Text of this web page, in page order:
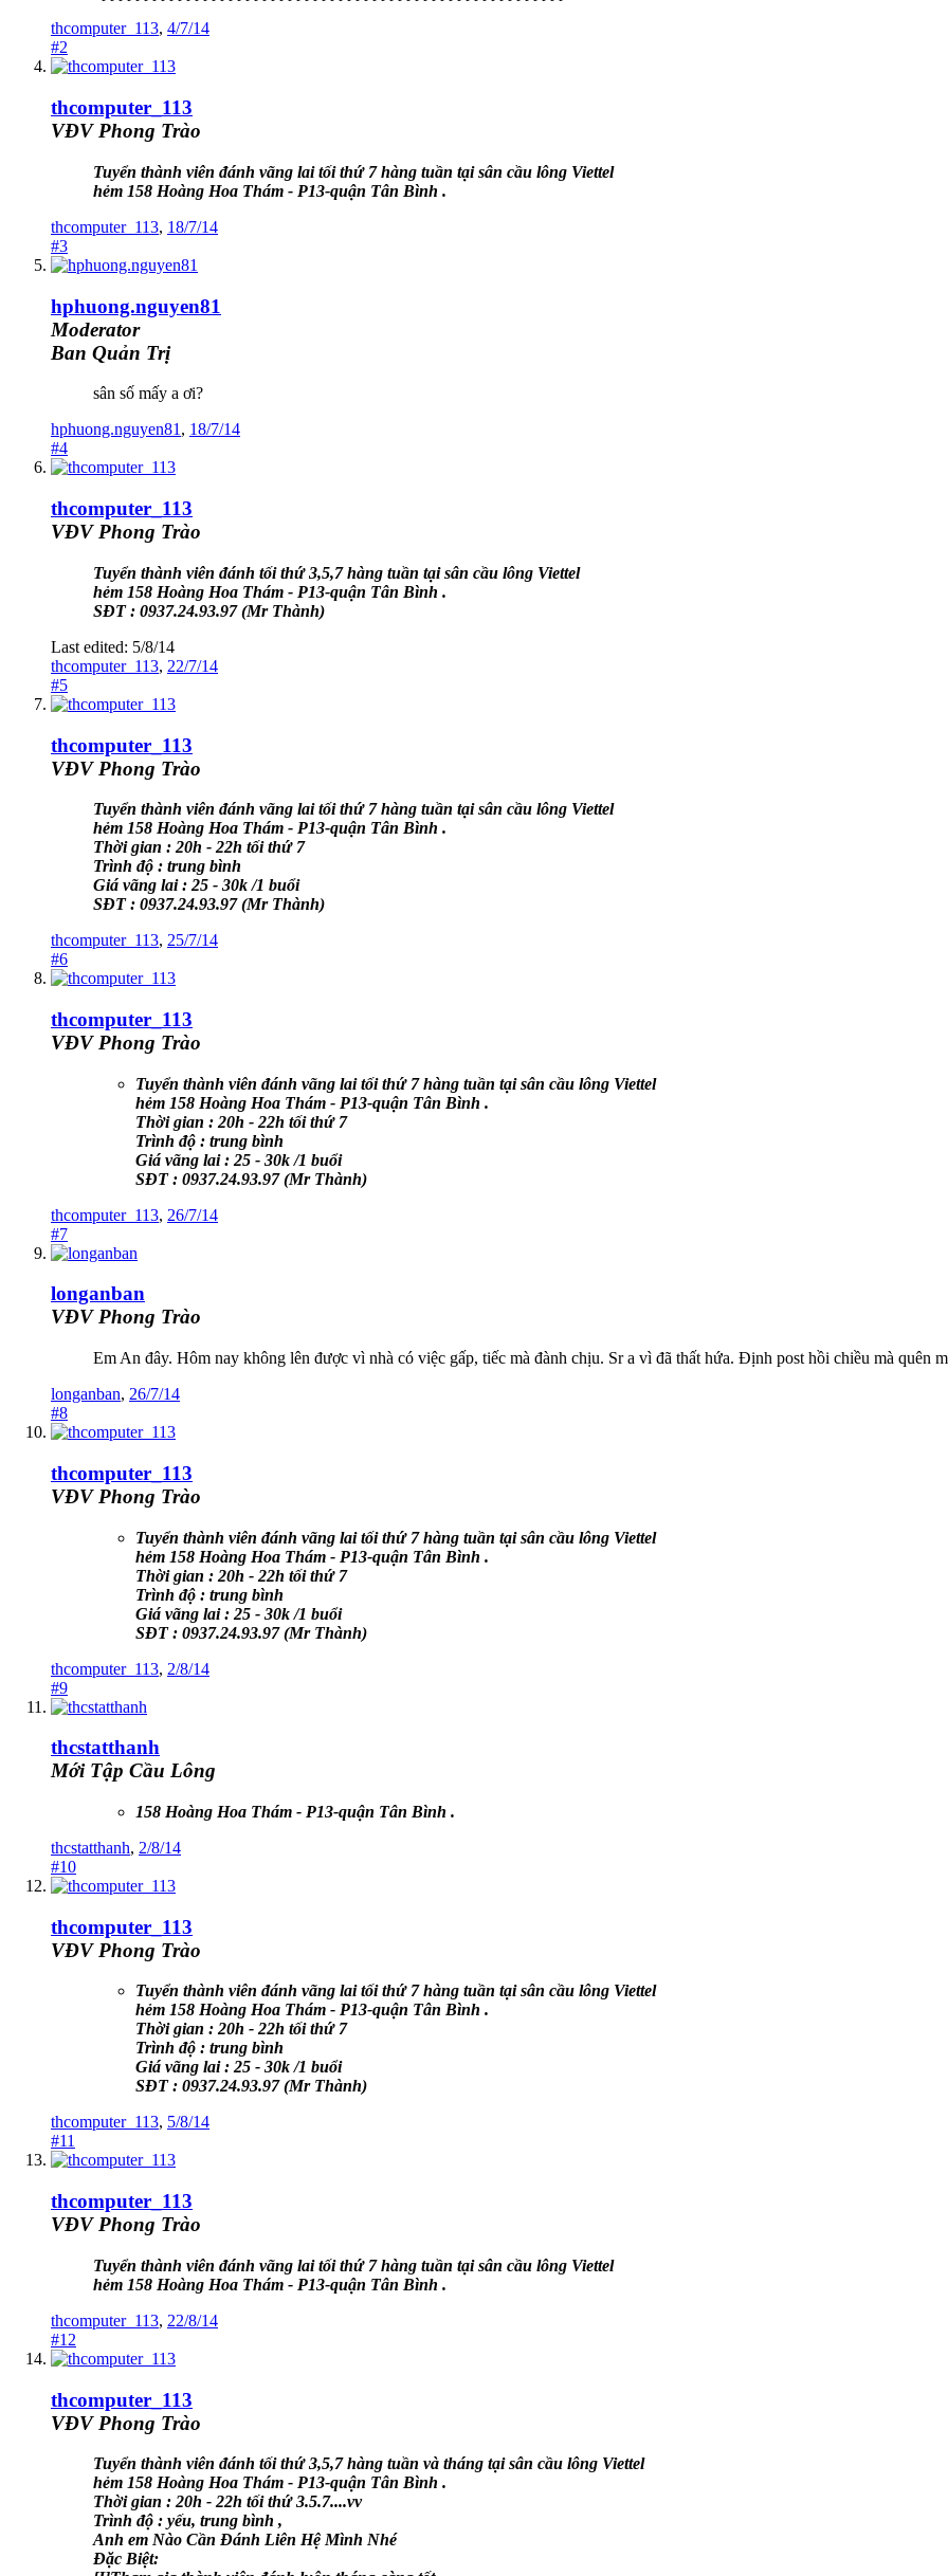
thcomputer_113, 4/7/14
#2
thcomputer_113
VĐV Phong Trào
Tuyển thành viên đánh vãng lai tối thứ 7 hàng tuần tại sân cầu lông Viettel
hẻm 158 Hoàng Hoa Thám - P13-quận Tân Bình .
thcomputer_113, 18/7/14
#3
hphuong.nguyen81
Moderator
Ban Quản Trị
sân số mấy a ơi?
hphuong.nguyen81 , 18/7/14
#4
thcomputer_113
VĐV Phong Trào
Tuyển thành viên đánh tối thứ 3,5,7 hàng tuần tại sân cầu lông Viettel
hẻm 158 Hoàng Hoa Thám - P13-quận Tân Bình .
SĐT : 0937.24.93.97 (Mr Thành)
Last edited: 5/8/14
thcomputer_113, 22/7/14
#5
thcomputer_113
VĐV Phong Trào
Tuyển thành viên đánh vãng lai tối thứ 7 hàng tuần tại sân cầu lông Viettel
hẻm 158 Hoàng Hoa Thám - P13-quận Tân Bình .
Thời gian : 20h - 22h tối thứ 7
Trình độ : trung bình
Giá vãng lai : 25 - 30k /1 buổi
SĐT : 0937.24.93.97 (Mr Thành)
thcomputer_113, 25/7/14
#6
thcomputer_113
VĐV Phong Trào
Tuyển thành viên đánh vãng lai tối thứ 7 hàng tuần tại sân cầu lông Viettel
hẻm 158 Hoàng Hoa Thám - P13-quận Tân Bình .
Thời gian : 20h - 22h tối thứ 7
Trình độ : trung bình
Giá vãng lai : 25 - 30k /1 buổi
SĐT : 0937.24.93.97 (Mr Thành)
thcomputer_113, 26/7/14
#7
longanban
VĐV Phong Trào
Em An đây. Hôm nay không lên được vì nhà có việc gấp, tiếc mà đành chịu. Sr a vì đã thất hứa. Định post hồi chiều mà quên
longanban, 26/7/14
#8
thcomputer_113
VĐV Phong Trào
Tuyển thành viên đánh vãng lai tối thứ 7 hàng tuần tại sân cầu lông Viettel
hẻm 158 Hoàng Hoa Thám - P13-quận Tân Bình .
Thời gian : 20h - 22h tối thứ 7
Trình độ : trung bình
Giá vãng lai : 25 - 30k /1 buổi
SĐT : 0937.24.93.97 (Mr Thành)
thcomputer_113, 2/8/14
#9
thcstatthanh
Mới Tập Cầu Lông
158 Hoàng Hoa Thám - P13-quận Tân Bình .
thcstatthanh, 2/8/14
#10
thcomputer_113
VĐV Phong Trào
Tuyển thành viên đánh vãng lai tối thứ 7 hàng tuần tại sân cầu lông Viettel
hẻm 158 Hoàng Hoa Thám - P13-quận Tân Bình .
Thời gian : 20h - 22h tối thứ 7
Trình độ : trung bình
Giá vãng lai : 25 - 30k /1 buổi
SĐT : 0937.24.93.97 (Mr Thành)
thcomputer_113, 5/8/14
#11
thcomputer_113
VĐV Phong Trào
Tuyển thành viên đánh vãng lai tối thứ 7 hàng tuần tại sân cầu lông Viettel
hẻm 158 Hoàng Hoa Thám - P13-quận Tân Bình .
thcomputer_113, 22/8/14
#12
thcomputer_113
VĐV Phong Trào
Tuyển thành viên đánh tối thứ 3,5,7 hàng tuần và tháng tại sân cầu lông Viettel
hẻm 158 Hoàng Hoa Thám - P13-quận Tân Bình .
Thời gian : 20h - 22h tối thứ3.5.7....vv
Trình độ : yếu, trung bình ,
Anh em Nào Cần Đánh Liên Hệ Mình Nhé
Đặc Biệt: